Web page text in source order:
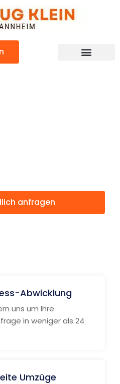
anfragen
Abwicklung
uns um Ihre
in weniger als 24
Umzüge